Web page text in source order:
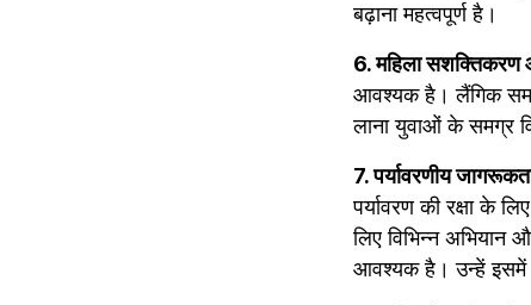
बढ़ाना महत्वपूर्ण है।
6. महिला सशक्तिकरण
आवश्यक है। लैंगिक
लाना युवाओं के समग्र
7. पर्यावरणीय
पर्यावरण की रक्षा के
लिए विभिन्न अभियान
आवश्यक है। उन्हें इसमें